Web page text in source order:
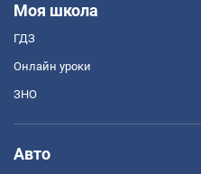
Моя школа
ГДЗ
Онлайн уроки
ЗНО
Авто